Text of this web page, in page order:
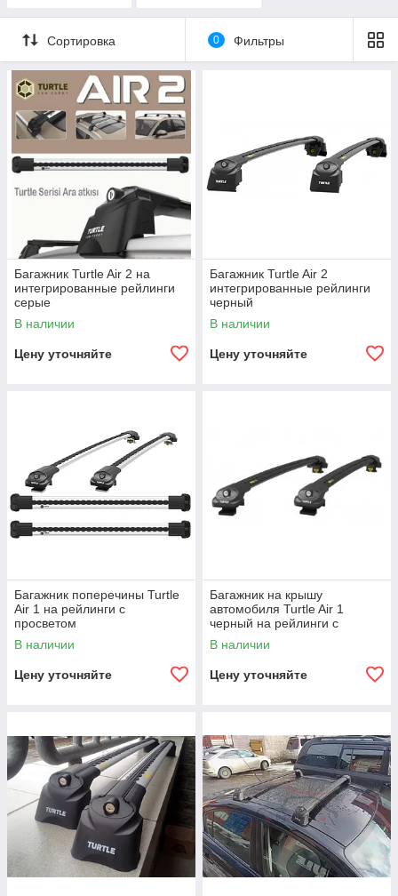
Сортировка 0 Фильтры
Багажник Turtle Air 2 на
интегрированные рейлинги
серые
В наличии
Цену уточняйте
Багажник Turtle Air 2
интегрированные рейлинги
черный
В наличии
Цену уточняйте
Багажник поперечины Turtle
Air 1 на рейлинги с
просветом
В наличии
Цену уточняйте
Багажник на крышу
автомобиля Turtle Air 1
черный на рейлинги с
просветом
В наличии
Цену уточняйте